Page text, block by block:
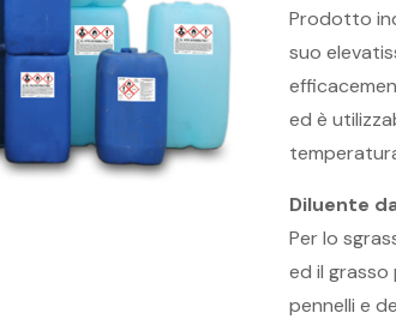
Prodotto
suo
ed è
Diluente
Per lo
ed il grasso
pennelli e